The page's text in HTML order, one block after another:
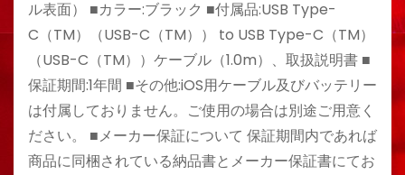
ル表面） ■カラー:ブラック ■付属品:USB Type-
C（TM）（USB-C（TM）） to USB Type-C（TM）
（USB-C（TM））ケーブル（1.0m）、取扱説明書 ■
保証期間:1年間 ■その他:iOS用ケーブル及びバッテリー
は付属しておりません。ご使用の場合は別途ご用意く
ださい。 ■メーカー保証について 保証期間内であれば
商品に同梱されている納品書とメーカー保証書にてお